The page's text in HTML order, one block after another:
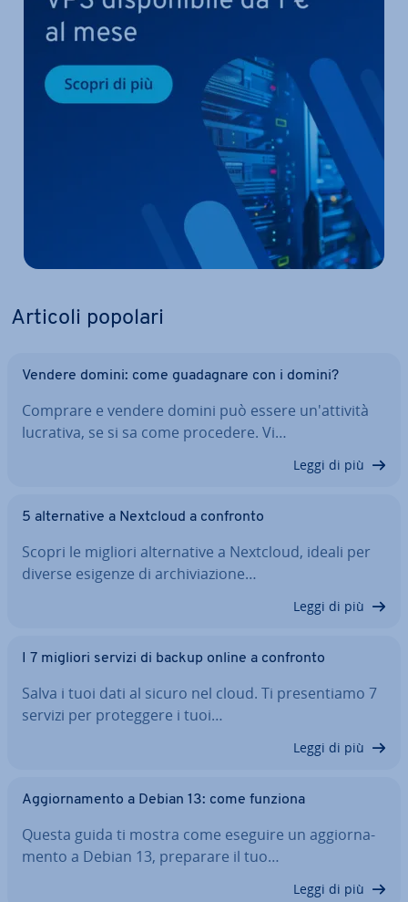
Articoli popolari
Vendere domini: come gua­da­gna­re con i domini?
Comprare e vendere domini può essere un'at­ti­vi­tà
lucrativa, se si sa come procedere. Vi…
Leggi di più
5 al­ter­na­ti­ve a Nextcloud a confronto
Scopri le migliori al­ter­na­ti­ve a Nextcloud, ideali per
diverse esigenze di ar­chi­via­zio­ne…
Leggi di più
I 7 migliori servizi di backup online a confronto
Salva i tuoi dati al sicuro nel cloud. Ti pre­sen­tia­mo 7
servizi per pro­teg­ge­re i tuoi…
Leggi di più
Ag­gior­na­men­to a Debian 13: come funziona
Questa guida ti mostra come eseguire un ag­gior­na­
men­to a Debian 13, preparare il tuo…
Leggi di più